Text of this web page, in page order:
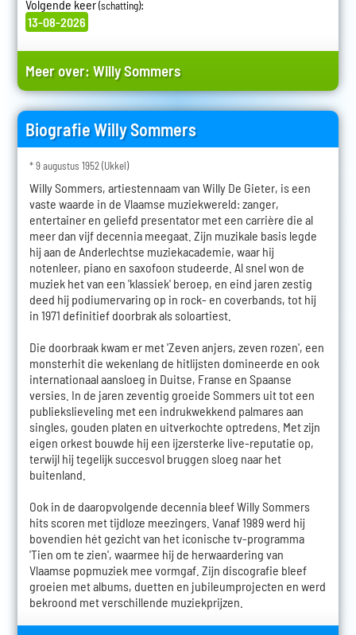
Volgende keer(schatting):
13-08-2026
Meer over:Willy Sommers
Biografie Willy Sommers
* 9 augustus 1952 (Ukkel)
Willy Sommers, artiestennaam van Willy De Gieter, is een
vaste waarde in de Vlaamse muziekwereld: zanger,
entertainer en geliefd presentator met een carrière die al
meer dan vijf decennia meegaat. Zijn muzikale basis legde
hij aan de Anderlechtse muziekacademie, waar hij
notenleer, piano en saxofoon studeerde. Al snel won de
muziek het van een 'klassiek' beroep, en eind jaren zestig
deed hij podiumervaring op in rock- en coverbands, tot hij
in 1971 definitief doorbrak als soloartiest.
Die doorbraak kwam er met 'Zeven anjers, zeven rozen', een
monsterhit die wekenlang de hitlijsten domineerde en ook
internationaal aansloeg in Duitse, Franse en Spaanse
versies. In de jaren zeventig groeide Sommers uit tot een
publiekslieveling met een indrukwekkend palmares aan
singles, gouden platen en uitverkochte optredens. Met zijn
eigen orkest bouwde hij een ijzersterke live-reputatie op,
terwijl hij tegelijk succesvol bruggen sloeg naar het
buitenland.
Ook in de daaropvolgende decennia bleef Willy Sommers
hits scoren met tijdloze meezingers. Vanaf 1989 werd hij
bovendien hét gezicht van het iconische tv-programma
'Tien om te zien', waarmee hij de herwaardering van
Vlaamse popmuziek mee vormgaf. Zijn discografie bleef
groeien met albums, duetten en jubileumprojecten en werd
bekroond met verschillende muziekprijzen.